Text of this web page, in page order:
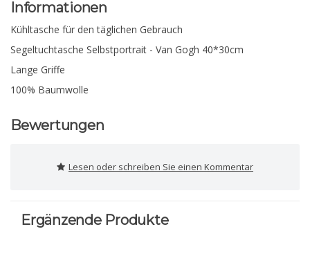
Informationen
Kühltasche für den täglichen Gebrauch
Segeltuchtasche Selbstportrait - Van Gogh 40*30cm
Lange Griffe
100% Baumwolle
Bewertungen
Lesen oder schreiben Sie einen Kommentar
Ergänzende Produkte